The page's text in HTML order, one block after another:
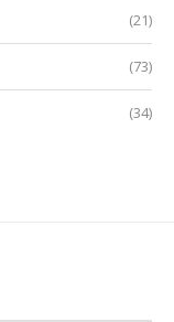
(21)
(73)
(34)